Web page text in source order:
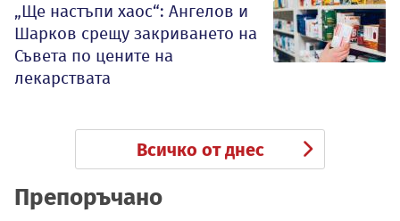
„Ще настъпи хаос“: Ангелов и
Шарков срещу закриването на
Съвета по цените на
лекарствата
Всичко от днес
Препоръчано